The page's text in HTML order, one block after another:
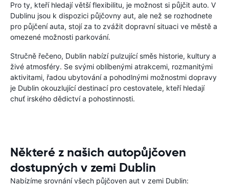
Pro ty, kteří hledají větší flexibilitu, je možnost si půjčit auto. V
Dublinu jsou k dispozici půjčovny aut, ale než se rozhodnete
pro půjčení auta, stojí za to zvážit dopravní situaci ve městě a
omezené možnosti parkování.
Stručně řečeno, Dublin nabízí pulzující směs historie, kultury a
živé atmosféry. Se svými oblíbenými atrakcemi, rozmanitými
aktivitami, řadou ubytování a pohodlnými možnostmi dopravy
je Dublin okouzlující destinací pro cestovatele, kteří hledají
chuť irského dědictví a pohostinnosti.
Některé z našich autopůjčoven
dostupných v zemi Dublin
Nabízíme srovnání všech půjčoven aut v zemi Dublin: